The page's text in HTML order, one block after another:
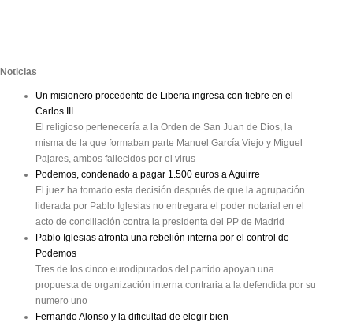
Noticias
Un misionero procedente de Liberia ingresa con fiebre en el
Carlos III
El religioso pertenecería a la Orden de San Juan de Dios, la
misma de la que formaban parte Manuel García Viejo y Miguel
Pajares, ambos fallecidos por el virus
Podemos, condenado a pagar 1.500 euros a Aguirre
El juez ha tomado esta decisión después de que la agrupación
liderada por Pablo Iglesias no entregara el poder notarial en el
acto de conciliación contra la presidenta del PP de Madrid
Pablo Iglesias afronta una rebelión interna por el control de
Podemos
Tres de los cinco eurodiputados del partido apoyan una
propuesta de organización interna contraria a la defendida por su
numero uno
Fernando Alonso y la dificultad de elegir bien